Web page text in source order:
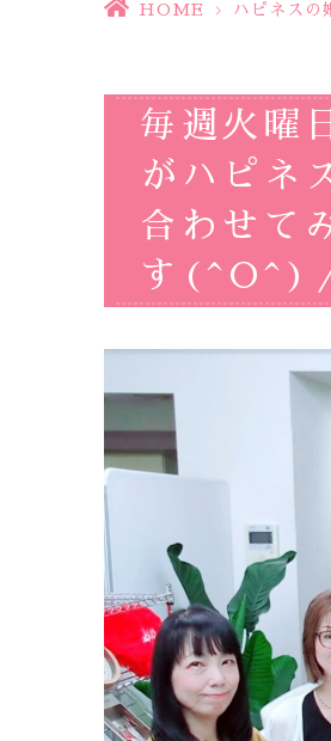
HOME > ハピネスの
毎週火曜
がハピネ
合わせて
す(^O^)